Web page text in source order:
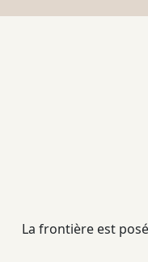
La frontière est